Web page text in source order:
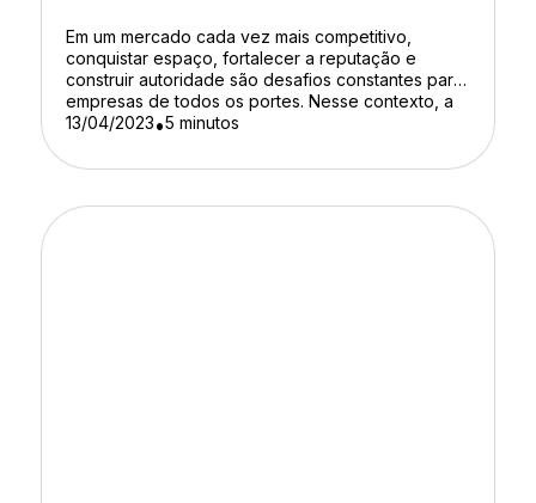
Em um mercado cada vez mais competitivo,
conquistar espaço, fortalecer a reputação e
construir autoridade são desafios constantes para
empresas de todos os portes. Nesse contexto, a
assessoria de imprensa se torna uma ferramenta
fortalecer sua presença nos meios de
13/04/2023•5 minutos